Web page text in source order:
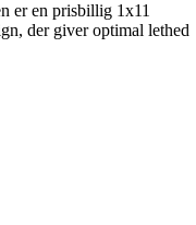
er en prisbillig 1x11
der giver optimal lethed